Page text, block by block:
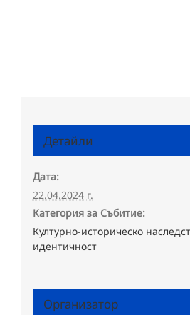
Детайли
Дата:
22.04.2024 г.
Категория за Събитие:
Културно-историческо
идентичност
Организатор